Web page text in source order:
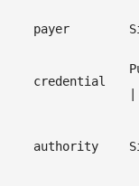
payer
credential
authority